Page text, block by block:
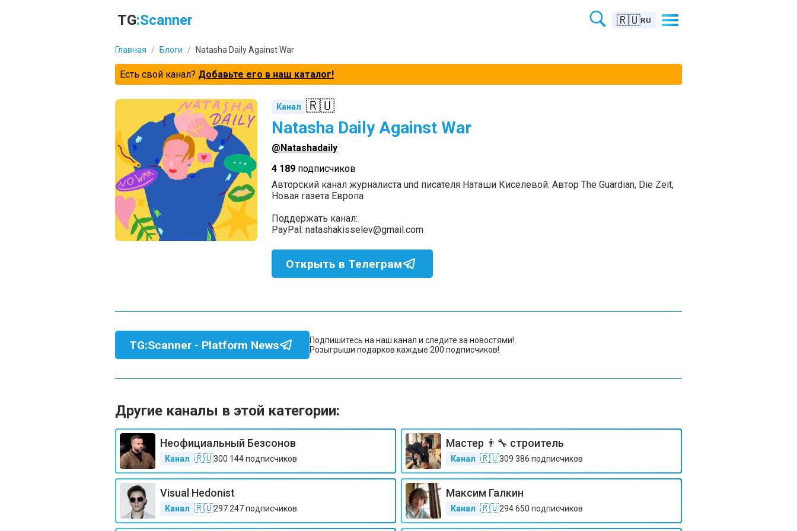
TG:Scanner 🇷🇺RU
Главная / Блоги / Natasha Daily Against War
Есть свой канал? Добавьте его в наш каталог!
Канал 🇷🇺
Natasha Daily Against War
@Natashadaily
4 189 подписчиков
Авторский канал журналиста und писателя Наташи Киселевой. Автор The Guardian, Die Zeit,
Новая газета Европа
Поддержать канал:
PayPal: natashakisselev@gmail.com
Открыть в Телеграм
TG:Scanner - Platform News
Подпишитесь на наш канал и следите за новостями!
Розыгрыши подарков каждые 200 подписчиков!
Другие каналы в этой категории:
Неофициальный Безсонов
Канал 🇷🇺300 144подписчиков
Мастер 👨‍🔧 строитель
Канал 🇷🇺309 386 подписчиков
Visual Hedonist
Канал 🇷🇺297 247подписчиков
Максим Галкин
Канал 🇷🇺294 650 подписчиков